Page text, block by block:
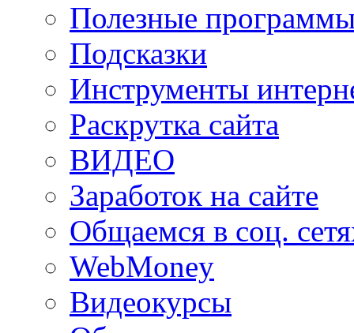
Полезные
Подсказки
Инструменты
Раскрутка сайта
ВИДЕО
Заработок на сайте
Общаемся в соц.
WebMoney
Видеокурсы